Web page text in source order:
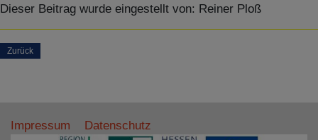
Dieser Beitrag wurde eingestellt von: Reiner Ploß
Zurück
Impressum Datenschutz